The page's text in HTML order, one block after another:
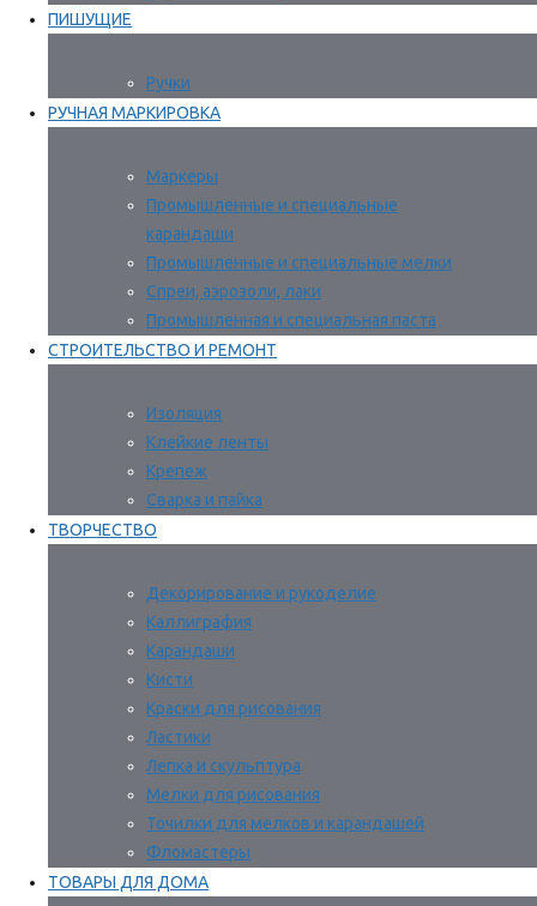
ПИШУЩИЕ
Ручки
РУЧНАЯ МАРКИРОВКА
Маркеры
Промышленные и специальные
карандаши
Промышленные и специальные мелки
Спреи, аэрозоли, лаки
Промышленная и специальная паста
СТРОИТЕЛЬСТВО И РЕМОНТ
Изоляция
Клейкие ленты
Крепеж
Сварка и пайка
ТВОРЧЕСТВО
Декорирование и рукоделие
Каллиграфия
Карандаши
Кисти
Краски для рисования
Ластики
Лепка и скульптура
Мелки для рисования
Точилки для мелков и карандашей
Фломастеры
ТОВАРЫ ДЛЯ ДОМА